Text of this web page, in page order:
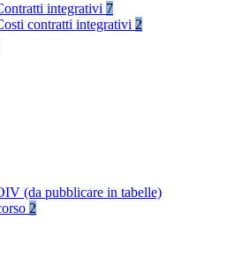
integrativi 7
contratti integrativi 2
(da pubblicare in tabelle)
2